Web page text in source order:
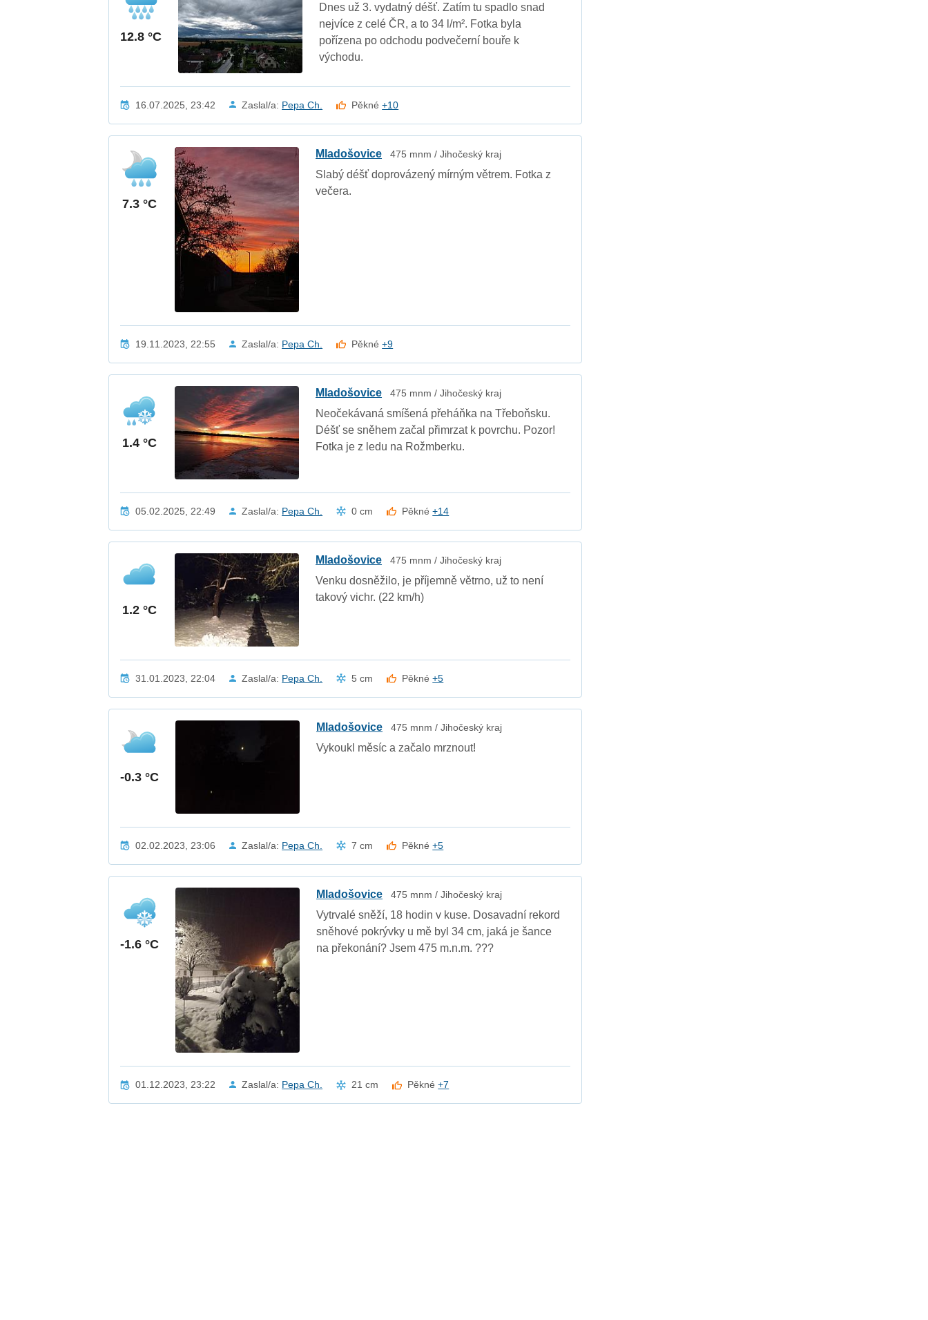
12.8 °C
Dnes už 3. vydatný déšť. Zatím tu spadlo snad
nejvíce z celé ČR, a to 34 l/m². Fotka byla
pořízena po odchodu podvečerní bouře k
východu.
16.07.2025, 23:42 Zaslal/a: Pepa Ch. Pěkné+10
7.3 °C
Mladošovice 475 mnm / Jihočeský kraj
Slabý déšť doprovázený mírným větrem. Fotka z
večera.
19.11.2023, 22:55 Zaslal/a: Pepa Ch. Pěkné+9
1.4 °C
Mladošovice 475 mnm / Jihočeský kraj
Neočekávaná smíšená přeháňka na Třeboňsku.
Déšť se sněhem začal přimrzat k povrchu. Pozor!
Fotka je z ledu na Rožmberku.
05.02.2025, 22:49 Zaslal/a: Pepa Ch. 0 cm Pěkné+14
1.2 °C
Mladošovice 475 mnm / Jihočeský kraj
Venku dosněžilo, je příjemně větrno, už to není
takový vichr. (22 km/h)
31.01.2023, 22:04 Zaslal/a: Pepa Ch. 5 cm Pěkné+5
-0.3 °C
Mladošovice 475 mnm / Jihočeský kraj
Vykoukl měsíc a začalo mrznout!
02.02.2023, 23:06 Zaslal/a: Pepa Ch. 7 cm Pěkné+5
-1.6 °C
Mladošovice 475 mnm / Jihočeský kraj
Vytrvalé sněží, 18 hodin v kuse. Dosavadní rekord
sněhové pokrývky u mě byl 34 cm, jaká je šance
na překonání? Jsem 475 m.n.m. ???
01.12.2023, 23:22 Zaslal/a: Pepa Ch. 21 cm Pěkné+7